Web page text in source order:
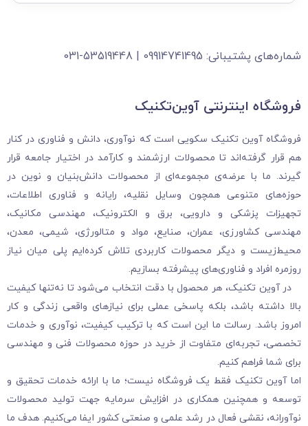
شماره‌های پشتیبانی: 09914741495 | 53519448-031
فروشگاه‌ اینترنتی آوین‌تکنیک
فروشگاه آوین تکنیک سکویی است که نوآوری، دانش و فناوری در کنار
هم قرار گرفته‌اند تا محصولات ارزشمند و کارآمد در اختیار جامعه قرار
گیرند. ما با عرضه‌ی مجموعه‌ای از محصولات دانش‌بنیان و نوین در
حوزه‌های متنوعی همچون وسایل نقلیه، رایانه و فناوری اطلاعات،
تجهیزات پزشکی و دارویی، برق و الکترونیک، مهندسی مکانیک،
مهندسی کشاورزی، عمران، صنایع، مواد و متالورژی، شیمی، معدن،
محیط‌زیست و دیگر محصولات کاربردی تلاش کرده‌ایم پلی میان نیاز
روزمره افراد و فناوری‌های پیشرفته بسازیم.
در آوین تکنیک، هر محصول با دقت انتخاب می‌شود تا نه‌تنها کیفیت
بالا داشته باشد، بلکه پاسخی عملی برای نیازهای واقعی زندگی و کار
امروز باشد. رسالت ما این است که با ترکیب کیفیت، نوآوری و خدمات
تخصصی، تجربه‌ای متفاوت از خرید در حوزه محصولات فنی و مهندسی
برای شما فراهم کنیم.
اما آوین تکنیک فقط یک فروشگاه نیست؛ ما با ارائه خدمات تحقیق و
توسعه و همچنین همکاری در افزایش سرمایه جهت تولید محصولات
نوآورانه، نقشی فعال در رشد علمی و صنعتی کشور ایفا می‌کنیم. هدف ما